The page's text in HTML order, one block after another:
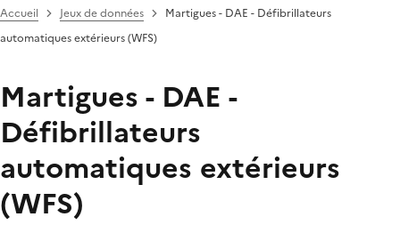
Accueil Jeux de données
Martigues - DAE - Défibrillateurs
automatiques extérieurs (WFS)
Martigues - DAE -
Défibrillateurs
automatiques extérieurs
(WFS)